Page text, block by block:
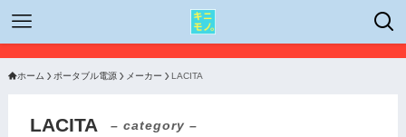
ホーム ポータブル電源 メーカー LACITA
LACITA – category –